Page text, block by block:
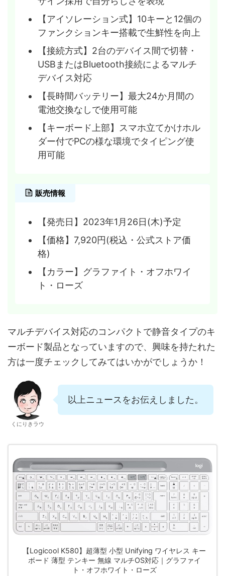
【アイソレーション式】10キーと12個の
ファンクションキー搭載で生鮮性を向上
【接続方式】2台のデバイス間で切替・
USBまたはBluetooth接続によるマルチ
デバイス対応
【長時間バッテリー】最大24か月間の
電池交換なしで使用可能
【キーボード上部】スマホ立てかけホル
ダー付でPCの様な環境でタイピング使
用可能
販売情報
【発売日】2023年1月26日(木)予定
【価格】7,920円(税込・公式ストア価
格)
【カラー】グラファイト・オフホワイ
ト・ローズ
マルチデバイス対応のコンパクトで静音タイプのキ
ーボード製品となっていますので、興味を持たれた
方は一度チェックしてみてはいかがでしょうか！
くにりきラウ
以上ニュースをお伝えしました。
【Logicool K580】超薄型 小型 Unifying ワイヤレス キー
ボード 薄型 テンキー 無線 マルチOS対応｜グラファイ
ト・オフホワイト・ローズ